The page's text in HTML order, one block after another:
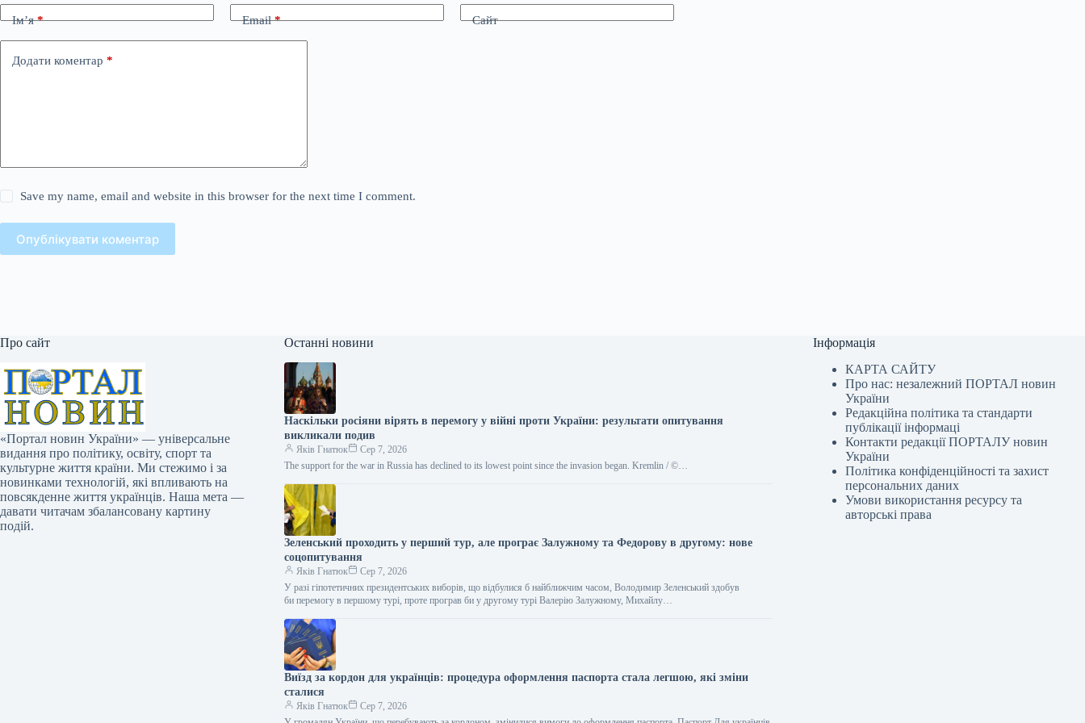
Ім’я* Email* Сайт
Додати коментар *
Save my name, email and website in this browser for the next time I comment.
Опублікувати коментар
Про сайт
«Портал новин України» — універсальне
видання про політику, освіту, спорт та
культурне життя країни. Ми стежимо і за
новинками технологій, які впливають на
повсякденне життя українців. Наша мета —
давати читачам збалансовану картину
подій.
Останні новини
Наскільки росіяни вірять в перемогу у війні проти України: результати опитування
викликали подив
Яків Гнатюк
Сер 7, 2026
The support for the war in Russia has declined to its lowest point since the invasion began. Kremlin / ©…
Зеленський проходить у перший тур, але програє Залужному та Федорову в другому: нове
соцопитування
Яків Гнатюк
Сер 7, 2026
У разі гіпотетичних президентських виборів, що відбулися б найближчим часом, Володимир Зеленський здобув
би перемогу в першому турі, проте програв би у другому турі Валерію Залужному, Михайлу…
Виїзд за кордон для українців: процедура оформлення паспорта стала легшою, які зміни
сталися
Яків Гнатюк
Сер 7, 2026
Інформація
КАРТА САЙТУ
Про нас: незалежний ПОРТАЛ новин
України
Редакційна політика та стандарти
публікації інформаці
Контакти редакції ПОРТАЛУ новин
України
Політика конфіденційності та захист
персональних даних
Умови використання ресурсу та
авторські права